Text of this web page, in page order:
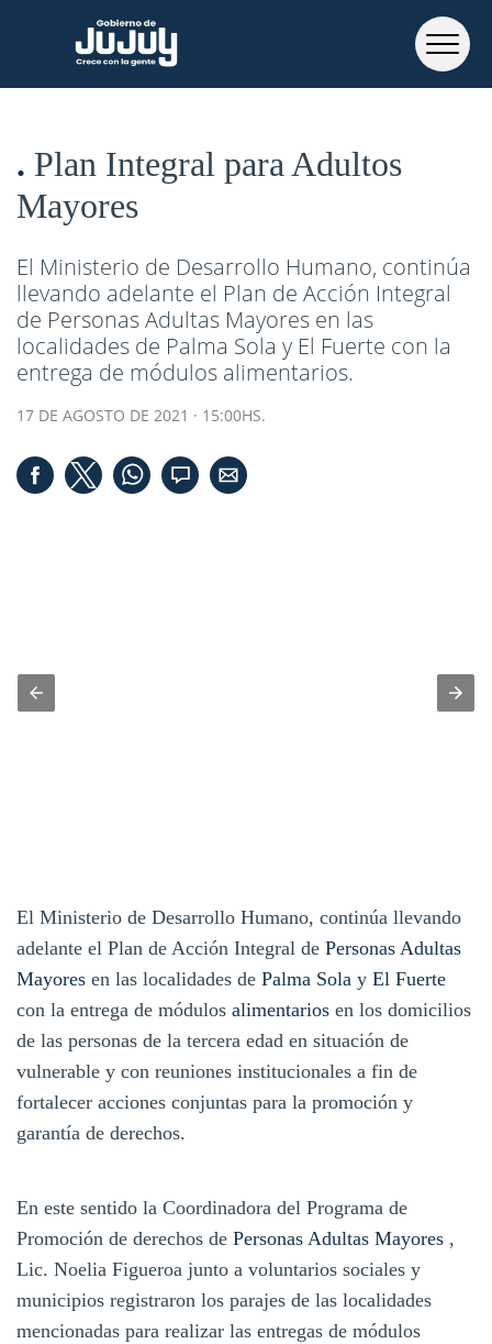
Plan Integral para Adultos
Mayores
El Ministerio de Desarrollo Humano, continúa
llevando adelante el Plan de Acción Integral
de Personas Adultas Mayores en las
localidades de Palma Sola y El Fuerte con la
entrega de módulos alimentarios.
17 DE AGOSTO DE 2021 · 15:00HS.
El Ministerio de Desarrollo Humano, continúa llevando
adelante el Plan de Acción Integral de Personas Adultas
Mayores en las localidades de Palma Sola y El Fuerte
con la entrega de módulos alimentarios en los domicilios
de las personas de la tercera edad en situación de
vulnerable y con reuniones institucionales a fin de
fortalecer acciones conjuntas para la promoción y
garantía de derechos.
En este sentido la Coordinadora del Programa de
Promoción de derechos de Personas Adultas Mayores ,
Lic. Noelia Figueroa junto a voluntarios sociales y
municipios registraron los parajes de las localidades
mencionadas para realizar las entregas de módulos